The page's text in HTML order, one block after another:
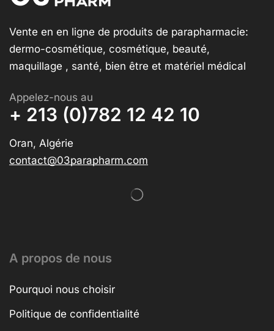
Vente en en ligne de produits de parapharmacie:
dermo-cosmétique, cosmétique, beauté,
maquillage , santé, bien être et matériel médical
Appelez-nous au
+ 213 (0)782 12 42 10
Oran, Algérie
contact@03parapharm.com
A propos de nous
Pourquoi nous choisir
Politique de confidentialité